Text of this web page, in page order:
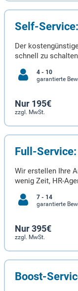
Self-Service:
Der
schnell zu
4 - 10
garantierte
Nur 195€
zzgl. MwSt.
Full-Service:
Wir erstellen Ihre
wenig Zeit, HR-
7 - 14
garantierte
Nur 395€
zzgl. MwSt.
Boost-